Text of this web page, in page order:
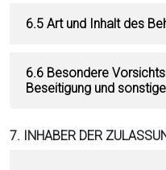
6.5 Art und Inhalt des
6.6 Besondere
Beseitigung und
7. INHABER DER